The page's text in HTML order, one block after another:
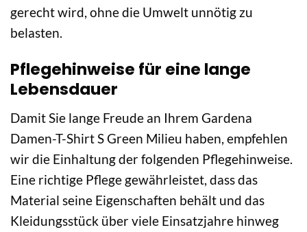
gerecht wird, ohne die Umwelt unnötig zu
belasten.
Pflegehinweise für eine lange
Lebensdauer
Damit Sie lange Freude an Ihrem Gardena
Damen-T-Shirt S Green Milieu haben, empfehlen
wir die Einhaltung der folgenden Pflegehinweise.
Eine richtige Pflege gewährleistet, dass das
Material seine Eigenschaften behält und das
Kleidungsstück über viele Einsatzjahre hinweg